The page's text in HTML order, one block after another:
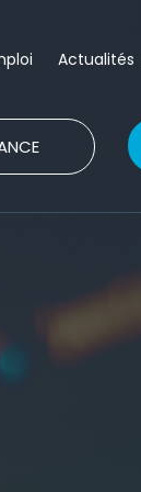
Actualités